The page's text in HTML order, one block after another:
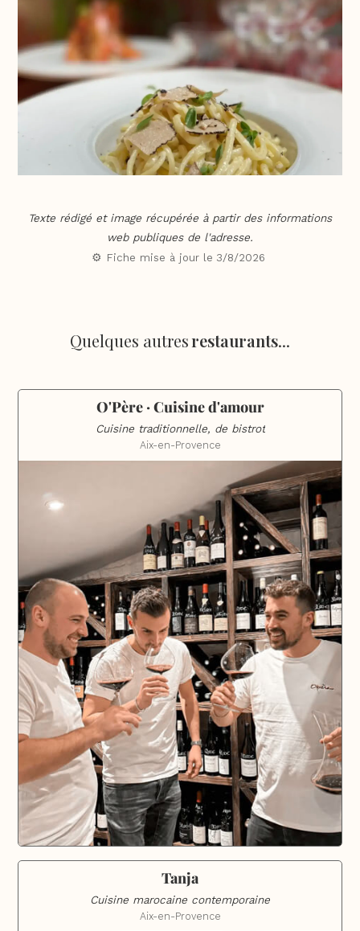
Texte rédigé et image récupérée à partir des informations
web publiques de l'adresse.
⚙️ Fiche mise à jour le 3/8/2026
Quelques autresrestaurants...
O'Père · Cuisine d'amour
Cuisine traditionnelle, de bistrot
Aix-en-Provence
Tanja
Cuisine marocaine contemporaine
Aix-en-Provence